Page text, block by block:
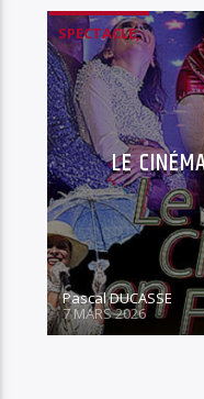
SPECTACLE,
LE
Pascal DUCASSE
7 MARS 2026